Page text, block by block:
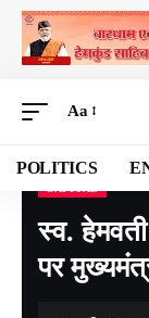
Aa
POLITICS
Devbhoomi Media>
स्व.
पर